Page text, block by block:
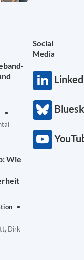
Wie
Dirk
Social
Media